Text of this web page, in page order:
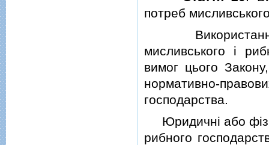
потреб
Використання
мисливського i
вимог цього
нормативно-
господарства.
Юридичнi або
рибного